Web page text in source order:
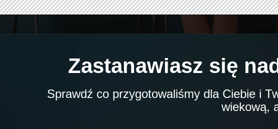
Zastanawiasz się
Sprawdź co przygotowaliśmy dla Ciebie i
wiekową,